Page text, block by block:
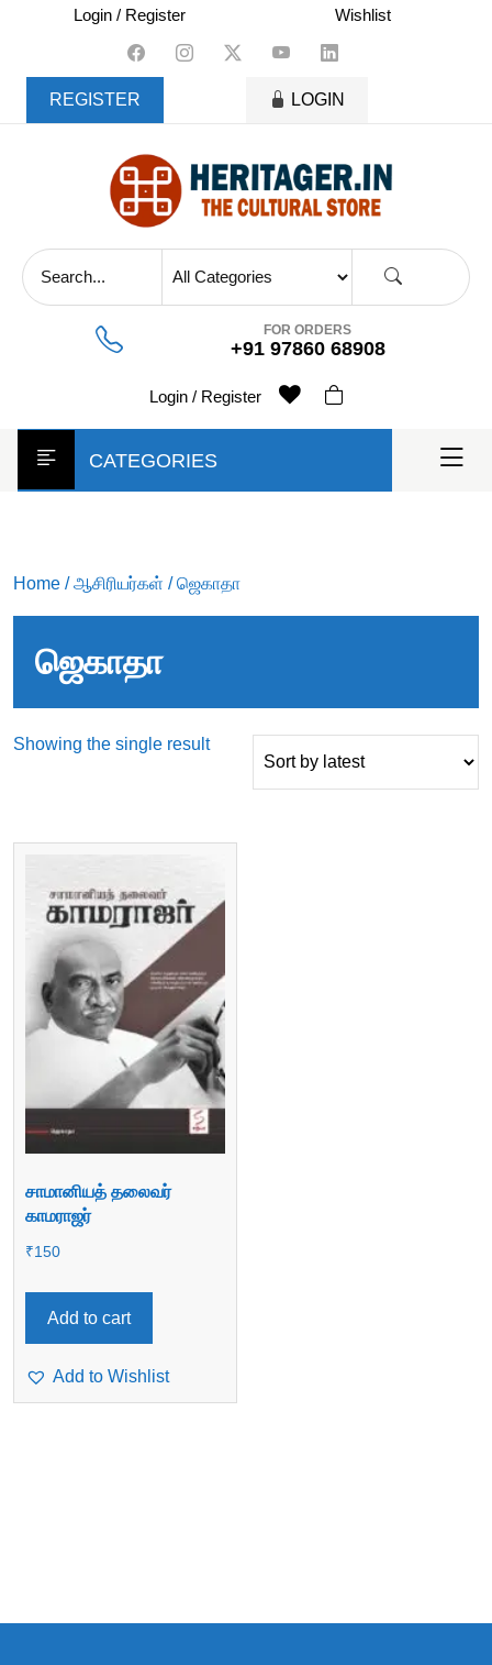
content
Login / Register Wishlist
REGISTER LOGIN
FOR ORDERS
+91 97860 68908
Login / Register
CATEGORIES
Home /ஆசிரியர்கள் / ஜெகாதா
ஜெகாதா
Showing the single result
சாமானியத் தலைவர்
காமராஜர்
₹150
Add to cart
Add to Wishlist